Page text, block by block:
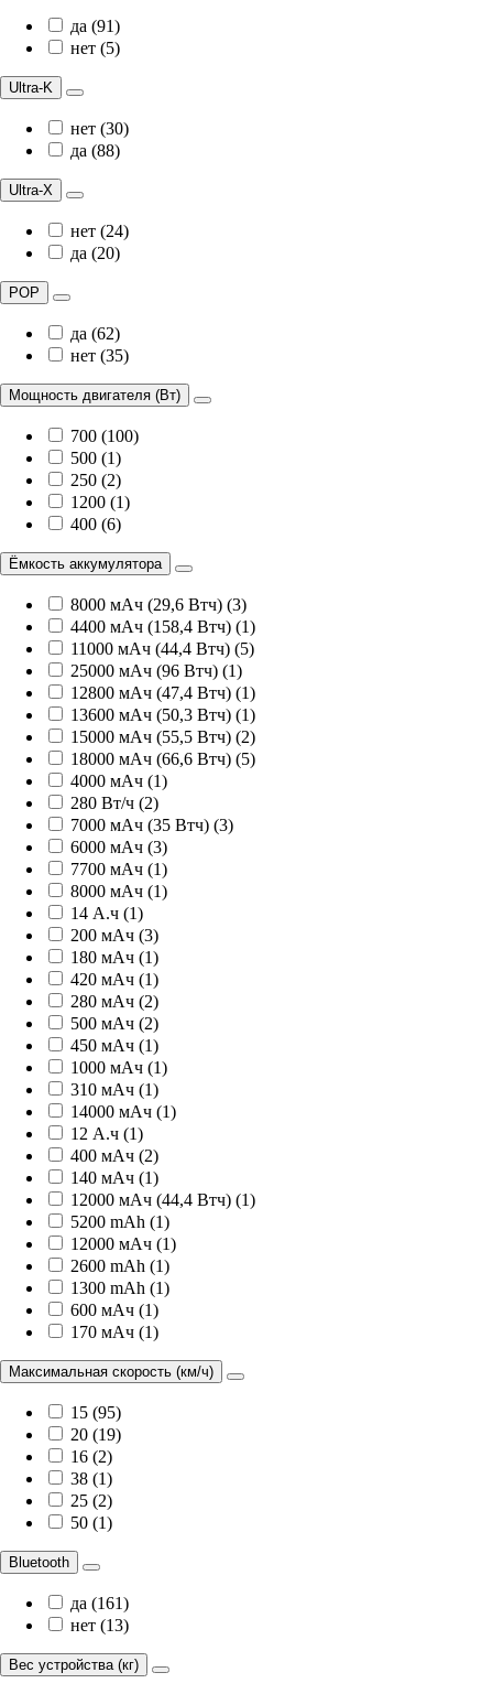
да (91)
нет (5)
Ultra-K
нет (30)
да (88)
Ultra-X
нет (24)
да (20)
POP
да (62)
нет (35)
Мощность двигателя (Вт)
700 (100)
500 (1)
250 (2)
1200 (1)
400 (6)
Ёмкость аккумулятора
8000 мАч (29,6 Втч) (3)
4400 мАч (158,4 Втч) (1)
11000 мАч (44,4 Втч) (5)
25000 мАч (96 Втч) (1)
12800 мАч (47,4 Втч) (1)
13600 мАч (50,3 Втч) (1)
15000 мАч (55,5 Втч) (2)
18000 мАч (66,6 Втч) (5)
4000 мАч (1)
280 Вт/ч (2)
7000 мАч (35 Втч) (3)
6000 мАч (3)
7700 мАч (1)
8000 мАч (1)
14 А.ч (1)
200 мАч (3)
180 мАч (1)
420 мАч (1)
280 мАч (2)
500 мАч (2)
450 мАч (1)
1000 мАч (1)
310 мАч (1)
14000 мАч (1)
12 А.ч (1)
400 мАч (2)
140 мАч (1)
12000 мАч (44,4 Втч) (1)
5200 mAh (1)
12000 мАч (1)
2600 mAh (1)
1300 mAh (1)
600 мАч (1)
170 мАч (1)
Максимальная скорость (км/ч)
15 (95)
20 (19)
16 (2)
38 (1)
25 (2)
50 (1)
Bluetooth
да (161)
нет (13)
Вес устройства (кг)